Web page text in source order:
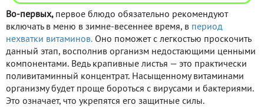
Во-первых,первое блюдо обязательно рекомендуют
включать в меню в зимне-весеннее время, в период
нехватки витаминов. Оно поможет с легкостью проскочить
данный этап, восполнив организм недостающими ценными
компонентами. Ведь крапивные листья — это практически
поливитаминный концентрат. Насыщенному витаминами
организму будет проще бороться с вирусами и бактериями.
Это означает, что укрепятся его защитные силы.